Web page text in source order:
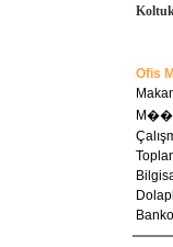
Ofis
Banko